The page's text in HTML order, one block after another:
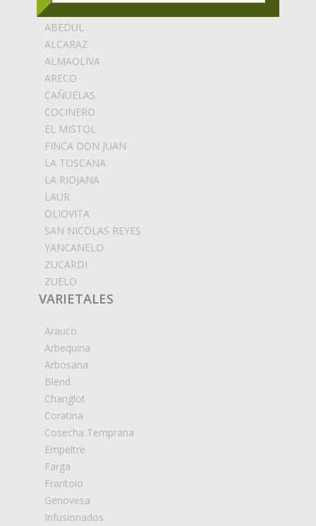
ABEDUL
ALCARAZ
ALMAOLIVA
ARECO
CAÑUELAS
COCINERO
EL MISTOL
FINCA DON JUAN
LA TOSCANA
LA RIOJANA
LAUR
OLIOVITA
SAN NICOLAS REYES
YANCANELO
ZUCARDI
ZUELO
VARIETALES
Arauco
Arbequina
Arbosana
Blend
Changlot
Coratina
Cosecha Temprana
Empeltre
Farga
Frantoio
Genovesa
Infusionados